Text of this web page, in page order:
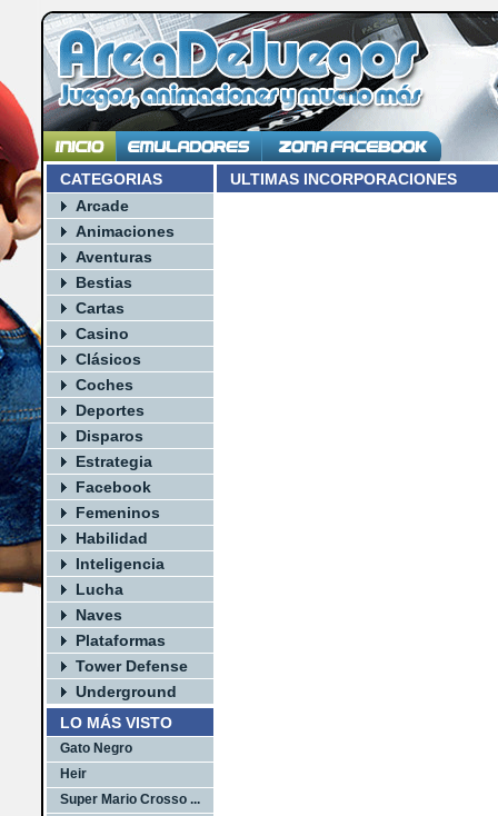
CATEGORIAS
Arcade
Animaciones
Aventuras
Bestias
Cartas
Casino
Clásicos
Coches
Deportes
Disparos
Estrategia
Facebook
Femeninos
Habilidad
Inteligencia
Lucha
Naves
Plataformas
Tower Defense
Underground
LO MÁS VISTO
Gato Negro
Heir
Super Mario Crosso ...
ULTIMAS INCORPORACIONES